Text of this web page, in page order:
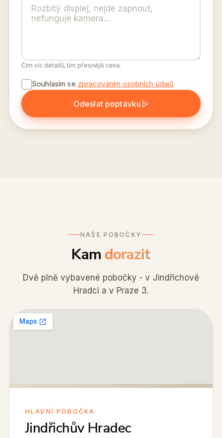
Čím víc detailů, tím přesnější cena.
Souhlasím se zpracováním osobních údajů
Odeslat poptávku
NAŠE POBOČKY
Kamdorazit
Dvě plně vybavené pobočky - v Jindřichově
Hradci a v Praze 3.
HLAVNÍ POBOČKA
Jindřichův Hradec